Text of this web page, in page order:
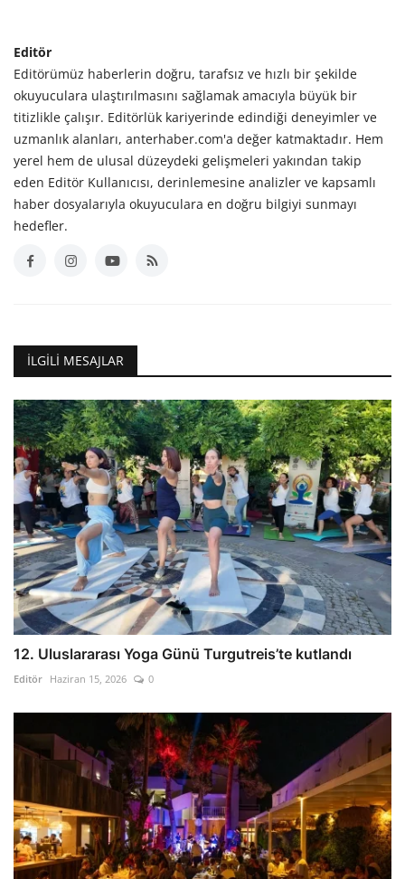
Editör
Editörümüz haberlerin doğru, tarafsız ve hızlı bir şekilde
okuyuculara ulaştırılmasını sağlamak amacıyla büyük bir
titizlikle çalışır. Editörlük kariyerinde edindiği deneyimler ve
uzmanlık alanları, anterhaber.com'a değer katmaktadır. Hem
yerel hem de ulusal düzeydeki gelişmeleri yakından takip
eden Editör Kullanıcısı, derinlemesine analizler ve kapsamlı
haber dosyalarıyla okuyuculara en doğru bilgiyi sunmayı
hedefler.
İLGILI MESAJLAR
12. Uluslararası Yoga Günü Turgutreis’te kutlandı
Editör Haziran 15, 2026 0